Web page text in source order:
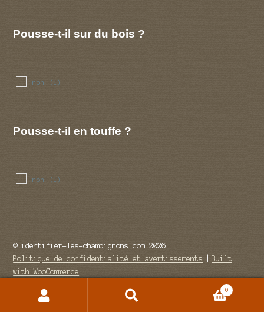
Pousse-t-il sur du bois ?
non (1)
Pousse-t-il en touffe ?
non (1)
© identifier-les-champignons.com 2026
Politique de confidentialité et avertissements
Built
with WooCommerce
Recherche
0